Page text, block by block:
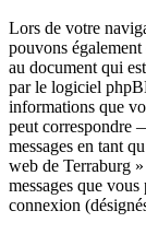
Lors de votre
pouvons
au document qui
par le logiciel
informations que
peut correspondre
messages en tant
web de Terraburg
messages que
connexion